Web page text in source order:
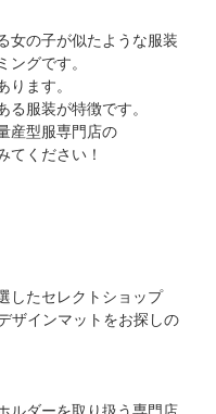
女の子が似たような服装
ングです。
ります。
る服装が特徴です。
産型服専門店の
てください！
したセレクトショップ
ザインマットをお探しの